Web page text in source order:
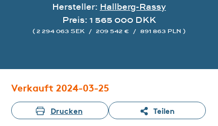
Hersteller: Hallberg-Rassy
Preis: 1 565 000 DKK
( 2 294 063 SEK / 209 542 € / 891 863 PLN )
Verkauft 2024-03-25
Drucken Teilen